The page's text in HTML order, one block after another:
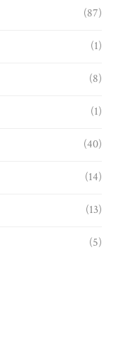
(87)
(1)
(8)
(1)
(40)
(14)
(13)
(5)